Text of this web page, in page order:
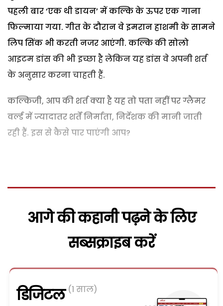
पहली बार ‘एक थी डायन’ में कल्कि के ऊपर एक गाना
फिल्माया गया. गीत के दौरान वे इमरान हाशमी के सामने
लिप सिंक भी करती नजर आएंगी. कल्कि की सोलो
आइटम डांस की भी इच्छा है लेकिन यह डांस वे अपनी शर्त
के अनुसार करना चाहती हैं.
कल्किजी, आप की शर्त क्या है यह तो पता नहीं पर ग्लैमर
वर्ल्ड में ज्यादातर शर्तें निर्माता, निर्देशक की मानी जाती
रही हैं. इस से कैसे पार पाएंगी आप?
आगे की कहानी पढ़ने के लिए
सब्सक्राइब करें
डिजिटल (1 साल)